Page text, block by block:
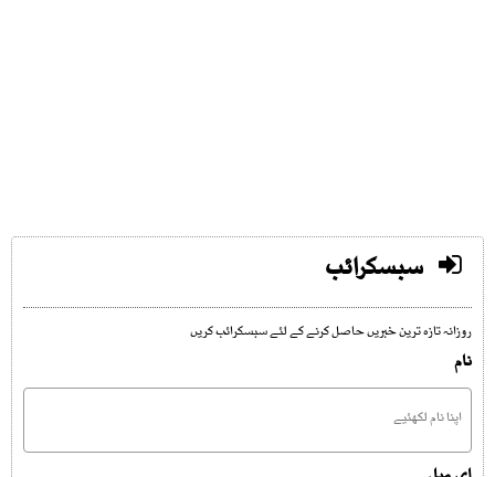
سبسکرائب
روزانہ تازہ ترین خبریں حاصل کرنے کے لئے سبسکرائب کریں
نام